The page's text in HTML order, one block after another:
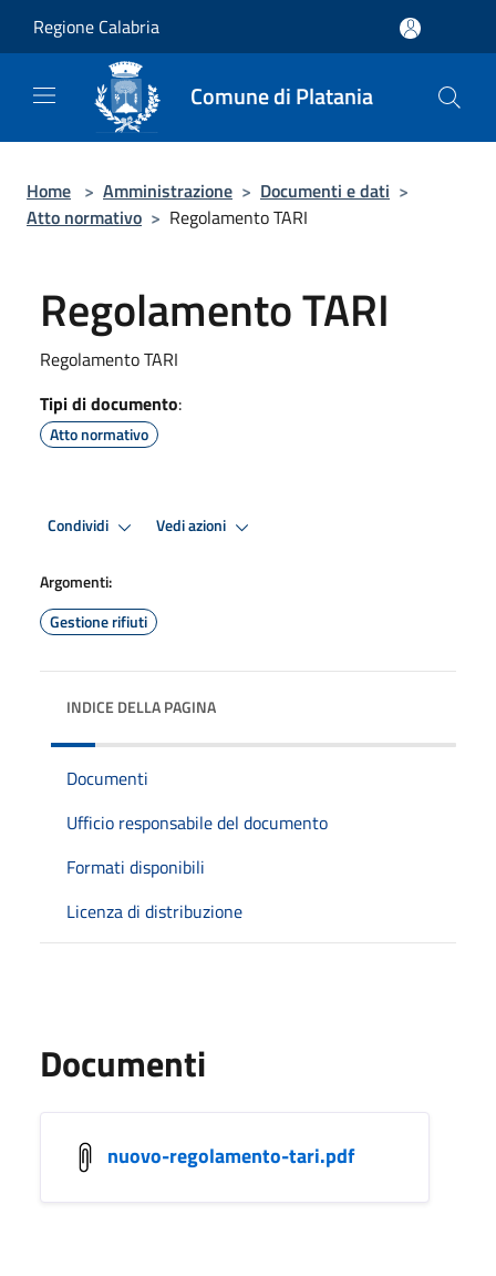
Regione Calabria
Comune di Platania
Home > Amministrazione > Documenti e dati >
Atto normativo > Regolamento TARI
Regolamento TARI
Regolamento TARI
Tipi di documento:
Atto normativo
Condividi Vedi azioni
Argomenti:
Gestione rifiuti
INDICE DELLA PAGINA
Documenti
Ufficio responsabile del documento
Formati disponibili
Licenza di distribuzione
Documenti
nuovo-regolamento-tari.pdf